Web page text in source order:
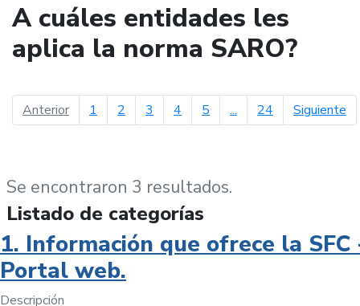
A cuáles entidades les
aplica la norma SARO?
Anteriorpágina anterior
1 2 3 4 5 ... 24 Siguiente
Se encontraron 3 resultados.
Listado de categorías
1. Información que ofrece la SFC
Portal web.
Descripción